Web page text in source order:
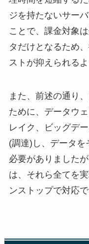
ジを持たないサー
ことで、課金対象
タだけとなるため
ストが抑えられるよ
また、前述の通り
ために、データウ
レイク、ビッグデ
(調達)し、データを
必要がありました
は、それら全てを
ンストップで対応